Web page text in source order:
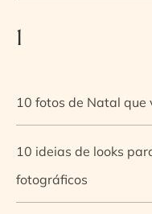
1
10 fotos de Natal que
10 ideias de looks
fotográficos